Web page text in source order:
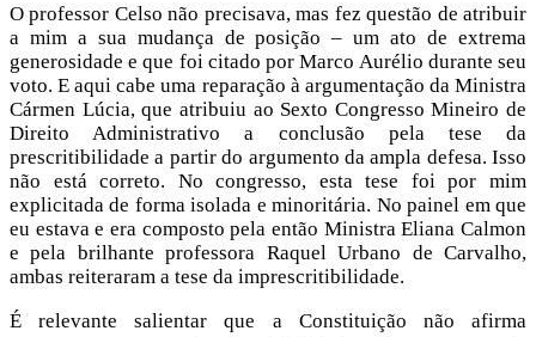
O professor Celso não precisava, mas fez questão de atribuir
a mim a sua mudança de posição – um ato de extrema
generosidade e que foi citado por Marco Aurélio durante seu
voto. E aqui cabe uma reparação à argumentação da Ministra
Cármen Lúcia, que atribuiu ao Sexto Congresso Mineiro de
Direito Administrativo a conclusão pela tese da
prescritibilidade a partir do argumento da ampla defesa. Isso
não está correto. No congresso, esta tese foi por mim
explicitada de forma isolada e minoritária. No painel em que
eu estava e era composto pela então Ministra Eliana Calmon
e pela brilhante professora Raquel Urbano de Carvalho,
ambas reiteraram a tese da imprescritibilidade.
É relevante salientar que a Constituição não afirma